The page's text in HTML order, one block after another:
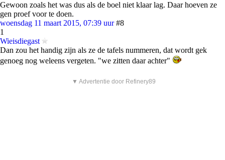
Gewoon zoals het was dus als de boel niet klaar lag. Daar hoeven ze
gen proef voor te doen.
woensdag 11 maart 2015, 07:39 uur #8
1
Wieisdiegast
Dan zou het handig zijn als ze de tafels nummeren, dat wordt gek
genoeg nog weleens vergeten. "we zitten daar achter"
▼ Advertentie door Refinery89